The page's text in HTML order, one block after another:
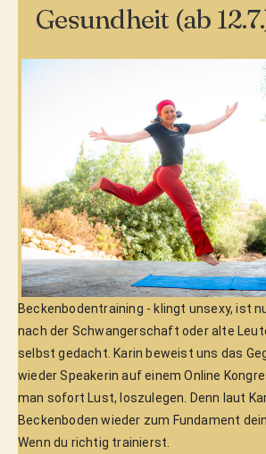
Gesundheit (ab
Beckenbodentraining - klingt unsexy, ist
nach der Schwangerschaft oder alte
selbst gedacht. Karin beweist uns das
wieder Speakerin auf einem Online
man sofort Lust, loszulegen. Denn laut
Beckenboden wieder zum Fundament
Wenn du richtig trainierst.